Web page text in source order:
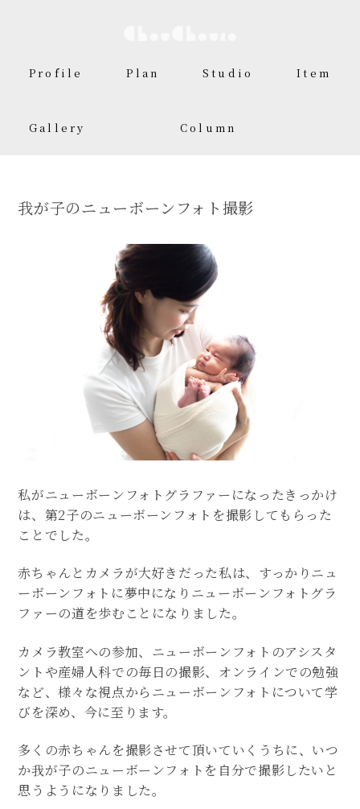
Profile Plan Studio Item
Gallery Column
我が子のニューボーンフォト撮影
私がニューボーンフォトグラファーになったきっかけ
は、第2子のニューボーンフォトを撮影してもらった
ことでした。
赤ちゃんとカメラが大好きだった私は、すっかりニュ
ーボーンフォトに夢中になりニューボーンフォトグラ
ファーの道を歩むことになりました。
カメラ教室への参加、ニューボーンフォトのアシスタ
ントや産婦人科での毎日の撮影、オンラインでの勉強
など、様々な視点からニューボーンフォトについて学
びを深め、今に至ります。
多くの赤ちゃんを撮影させて頂いていくうちに、いつ
か我が子のニューボーンフォトを自分で撮影したいと
思うようになりました。